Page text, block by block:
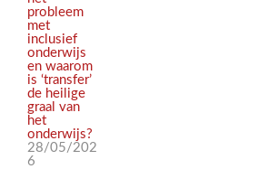
probleem
met
inclusief
onderwijs
en waarom
is ‘transfer’
de heilige
graal van
het
onderwijs?
28/05/202
6